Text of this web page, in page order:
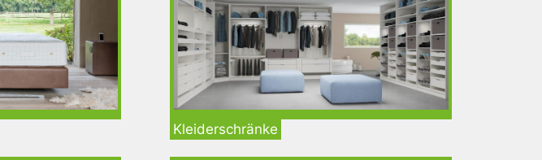
Kleiderschränke